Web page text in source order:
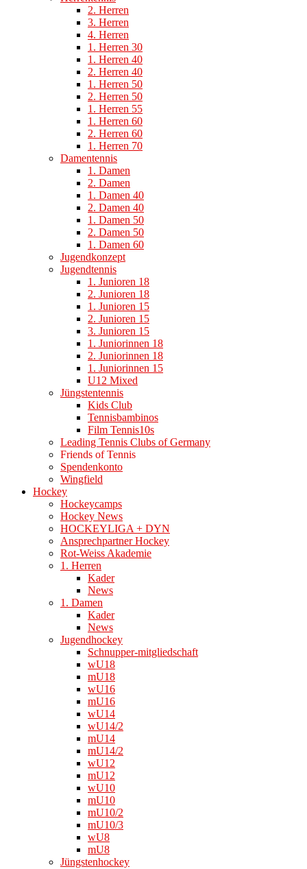
2. Herren
3. Herren
4. Herren
1. Herren 30
1. Herren 40
2. Herren 40
1. Herren 50
2. Herren 50
1. Herren 55
1. Herren 60
2. Herren 60
1. Herren 70
Damentennis
1. Damen
2. Damen
1. Damen 40
2. Damen 40
1. Damen 50
2. Damen 50
1. Damen 60
Jugendkonzept
Jugendtennis
1. Junioren 18
2. Junioren 18
1. Junioren 15
2. Junioren 15
3. Junioren 15
1. Juniorinnen 18
2. Juniorinnen 18
1. Juniorinnen 15
U12 Mixed
Jüngstentennis
Kids Club
Tennisbambinos
Film Tennis10s
Leading Tennis Clubs of Germany
Friends of Tennis
Spendenkonto
Wingfield
Hockey
Hockeycamps
Hockey News
HOCKEYLIGA + DYN
Ansprechpartner Hockey
Rot-Weiss Akademie
1. Herren
Kader
News
1. Damen
Kader
News
Jugendhockey
Schnupper-mitgliedschaft
wU18
mU18
wU16
mU16
wU14
wU14/2
mU14
mU14/2
wU12
mU12
wU10
mU10
mU10/2
mU10/3
wU8
mU8
Jüngstenhockey